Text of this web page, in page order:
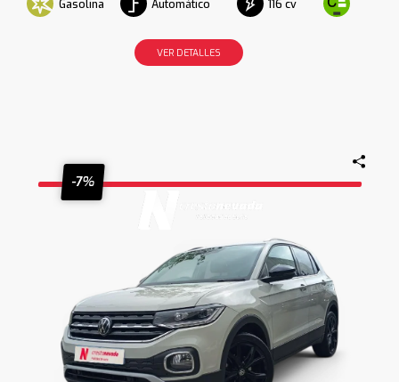
Gasolina Automático 116 cv
VER DETALLES
-7%